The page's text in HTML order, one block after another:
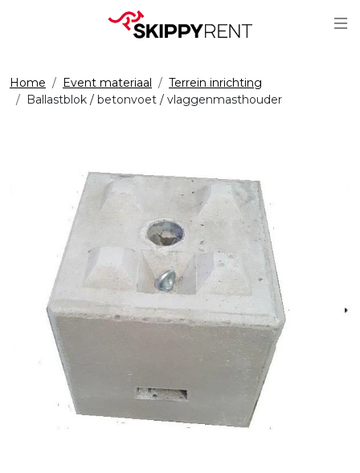
Home Event materiaal
Terrein inrichting
Ballastblok / betonvoet / vlaggenmasthouder